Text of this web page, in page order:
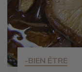
-BIEN ÊTRE